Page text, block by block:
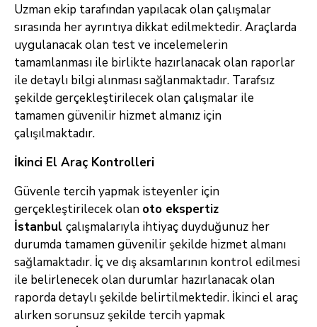
Uzman ekip tarafından yapılacak olan çalışmalar
sırasında her ayrıntıya dikkat edilmektedir. Araçlarda
uygulanacak olan test ve incelemelerin
tamamlanması ile birlikte hazırlanacak olan raporlar
ile detaylı bilgi alınması sağlanmaktadır. Tarafsız
şekilde gerçekleştirilecek olan çalışmalar ile
tamamen güvenilir hizmet almanız için
çalışılmaktadır.
İkinci El Araç Kontrolleri
Güvenle tercih yapmak isteyenler için
gerçekleştirilecek olan oto ekspertiz
İstanbul çalışmalarıyla ihtiyaç duyduğunuz her
durumda tamamen güvenilir şekilde hizmet almanı
sağlamaktadır. İç ve dış aksamlarının kontrol edilmesi
ile belirlenecek olan durumlar hazırlanacak olan
raporda detaylı şekilde belirtilmektedir. İkinci el araç
alırken sorunsuz şekilde tercih yapmak